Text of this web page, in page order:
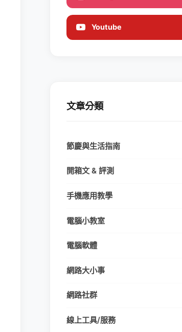
Youtube
文章分類
節慶與生活指南
開箱文 & 評測
手機應用教學
電腦小教室
電腦軟體
網路大小事
網路社群
線上工具/服務